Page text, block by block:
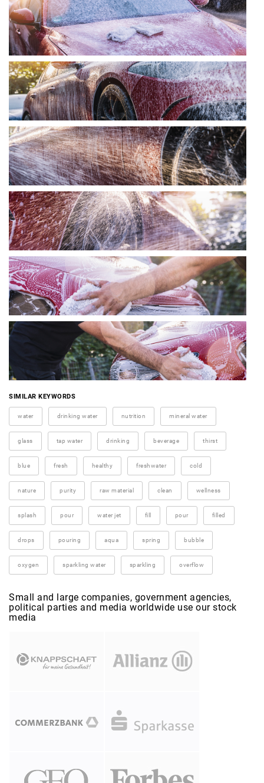
SIMILAR KEYWORDS
water drinking water nutrition mineral water
glass tap water drinking beverage thirst
blue fresh healthy freshwater cold
nature purity raw material clean wellness
splash pour water jet fill pour filled
drops pouring aqua spring bubble
oxygen sparkling water sparkling overflow
Small and large companies, government agencies,
political parties and media worldwide use our stock
media